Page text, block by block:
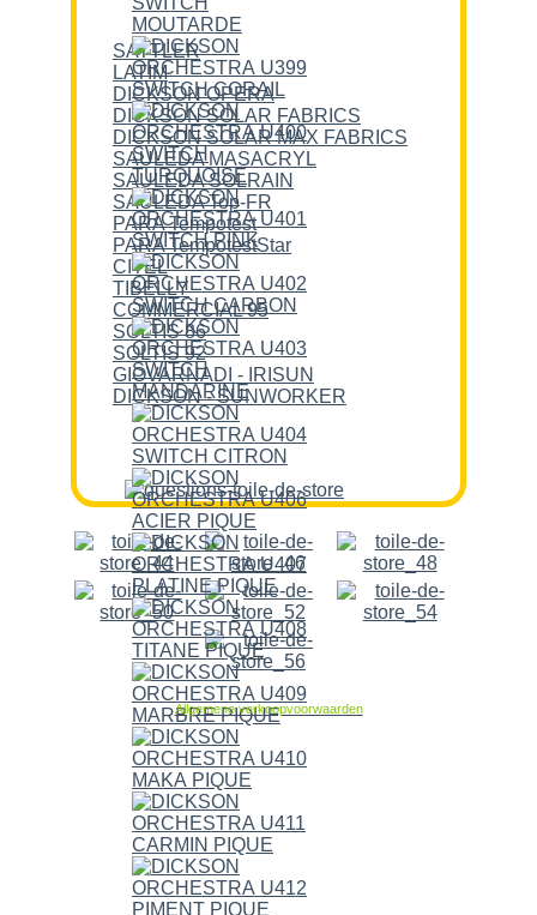
SATTLER
LATIM
DICKSON OPERA
DICKSON SOLAR FABRICS
DICKSON SOLAR MAX FABRICS
SAULEDA MASACRYL
SAULEDA SOLRAIN
SAULEDA Top-FR
PARA Tempotest
PARA TempotestStar
CITEL
TIBELLY
COMMERCIAL 95
SOLTIS 86
SOLTIS 92
GIOVARNADI - IRISUN
DICKSON - SUNWORKER
Allgemene verkoopvoorwaarden